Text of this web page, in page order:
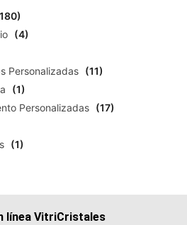
(4)
Personalizadas (11)
(1)
Personalizadas (17)
(1)
línea VitriCristales